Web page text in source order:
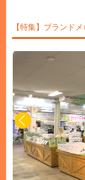
【特集】ブランド